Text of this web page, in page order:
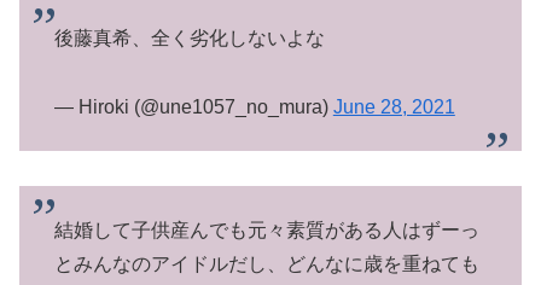
後藤真希、全く劣化しないよな
— Hiroki (@une1057_no_mura) June 28, 2021
結婚して子供産んでも元々素質がある人はずーっ
とみんなのアイドルだし、どんなに歳を重ねても